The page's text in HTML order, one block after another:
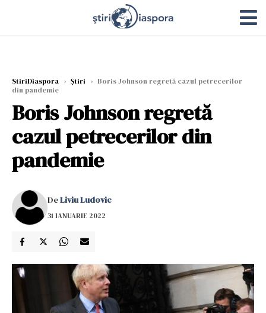
StiriDiaspora › Știri › Boris Johnson regretă cazul petrecerilor
din pandemie
Boris Johnson regretă
cazul petrecerilor din
pandemie
DeLiviu Ludovic
31 IANUARIE 2022